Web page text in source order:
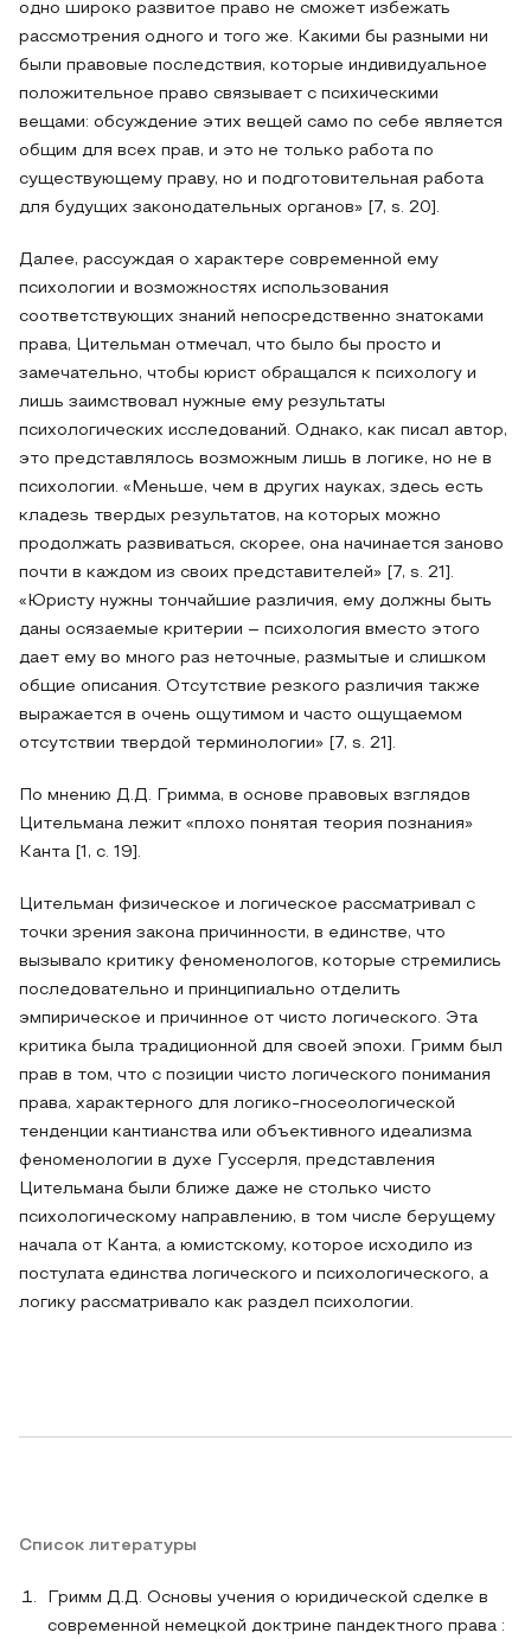
одно широко развитое право не сможет избежать
рассмотрения одного и того же. Какими бы разными ни
были правовые последствия, которые индивидуальное
положительное право связывает с психическими
вещами: обсуждение этих вещей само по себе является
общим для всех прав, и это не только работа по
существующему праву, но и подготовительная работа
для будущих законодательных органов» [7, s. 20].
Далее, рассуждая о характере современной ему
психологии и возможностях использования
соответствующих знаний непосредственно знатоками
права, Цительман отмечал, что было бы просто и
замечательно, чтобы юрист обращался к психологу и
лишь заимствовал нужные ему результаты
психологических исследований. Однако, как писал автор,
это представлялось возможным лишь в логике, но не в
психологии. «Меньше, чем в других науках, здесь есть
кладезь твердых результатов, на которых можно
продолжать развиваться, скорее, она начинается заново
почти в каждом из своих представителей» [7, s. 21].
«Юристу нужны тончайшие различия, ему должны быть
даны осязаемые критерии – психология вместо этого
дает ему во много раз неточные, размытые и слишком
общие описания. Отсутствие резкого различия также
выражается в очень ощутимом и часто ощущаемом
отсутствии твердой терминологии» [7, s. 21].
По мнению Д.Д. Гримма, в основе правовых взглядов
Цительмана лежит «плохо понятая теория познания»
Канта [1, с. 19].
Цительман физическое и логическое рассматривал с
точки зрения закона причинности, в единстве, что
вызывало критику феноменологов, которые стремились
последовательно и принципиально отделить
эмпирическое и причинное от чисто логического. Эта
критика была традиционной для своей эпохи. Гримм был
прав в том, что с позиции чисто логического понимания
права, характерного для логико-гносеологической
тенденции кантианства или объективного идеализма
феноменологии в духе Гуссерля, представления
Цительмана были ближе даже не столько чисто
психологическому направлению, в том числе берущему
начала от Канта, а юмистскому, которое исходило из
постулата единства логического и психологического, а
логику рассматривало как раздел психологии.
Список литературы
Гримм Д.Д. Основы учения о юридической сделке в
современной немецкой доктрине пандектного права :